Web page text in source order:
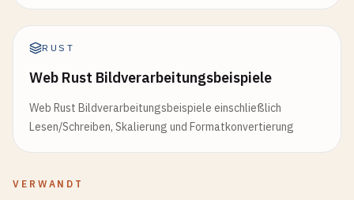
RUST
Web Rust Bildverarbeitungsbeispiele
Web Rust Bildverarbeitungsbeispiele einschließlich
Lesen/Schreiben, Skalierung und Formatkonvertierung
VERWANDT